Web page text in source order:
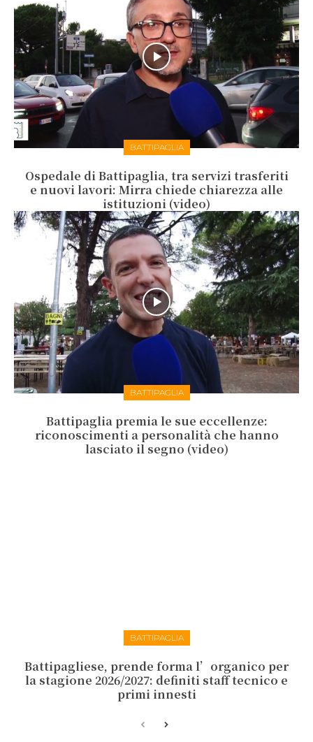
BATTIPAGLIA
Ospedale di Battipaglia, tra servizi trasferiti
e nuovi lavori: Mirra chiede chiarezza alle
istituzioni (video)
BATTIPAGLIA
Battipaglia premia le sue eccellenze:
riconoscimenti a personalità che hanno
lasciato il segno (video)
BATTIPAGLIA
Battipagliese, prende forma l’organico per
la stagione 2026/2027: definiti staff tecnico e
primi innesti